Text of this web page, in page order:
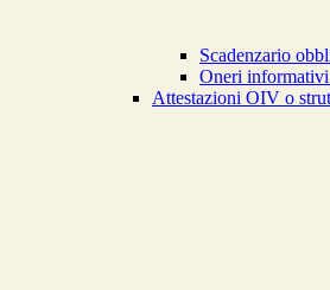
Scadenzario
Oneri
Attestazioni OIV o